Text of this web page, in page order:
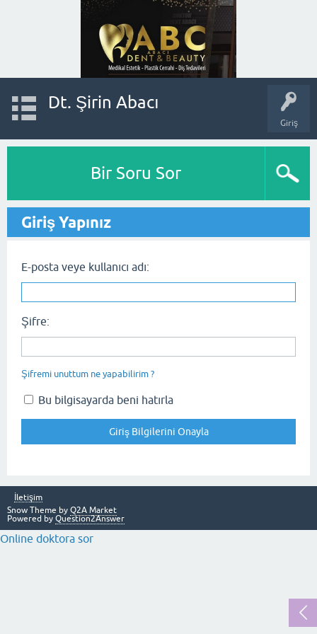
Giriş
Dt. Şirin Abacı
Bir Soru Sor
Giriş Yapınız
E-posta veye kullanıcı adı:
Şifre:
Şifremi unuttum ne yapabilirim ?
Bu bilgisayarda beni hatırla
İletişim
Snow Theme by Q2A Market
Powered by Question2Answer
Online doktora sor